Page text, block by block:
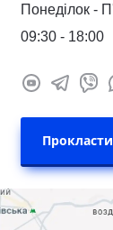
Понеділок -
09:30 - 18:00